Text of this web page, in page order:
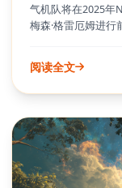
气机队将在2025年
梅森·格雷厄姆进行
根大学的明星球员
被认为可能成为首
阅读全文